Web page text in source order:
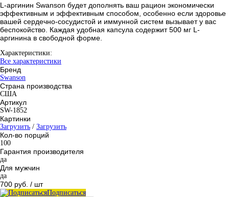
L-аргинин Swanson будет дополнять ваш рацион экономически
эффективным и эффективным способом, особенно если здоровье
вашей сердечно-сосудистой и иммунной систем вызывает у вас
беспокойство. Каждая удобная капсула содержит 500 мг L-
аргинина в свободной форме.
Характеристики:
Все характеристики
Бренд
Swanson
Страна производства
США
Артикул
SW-1852
Картинки
Загрузить / Загрузить
Кол-во порций
100
Гарантия производителя
да
Для мужчин
да
700 руб. / шт
Подписаться